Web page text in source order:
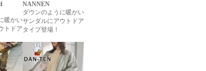
暖かい
トドア
NANNEN
ダウンのように暖かい
サンダルにアウトドア
タイプ登場！